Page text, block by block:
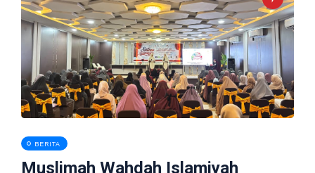
BERITA
Muslimah Wahdah Islamiyah